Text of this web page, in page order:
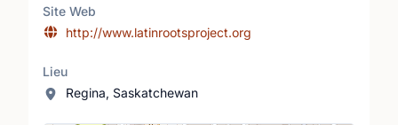
Site Web
http://www.latinrootsproject.org
Lieu
Regina, Saskatchewan